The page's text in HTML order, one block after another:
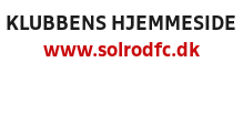
KLUBBENS HJEMMESIDE
www.solrodfc.dk